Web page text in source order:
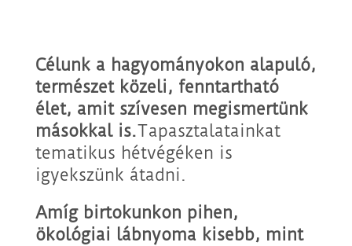
Célunk a hagyományokon alapuló,
természet közeli, fenntartható
élet, amit szívesen megismertünk
másokkal is.Tapasztalatainkat
tematikus hétvégéken is
igyekszünk átadni.
Amíg birtokunkon pihen,
ökológiai lábnyoma kisebb, mint